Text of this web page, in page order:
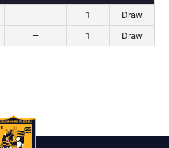
— 1
Draw
— 1 Draw